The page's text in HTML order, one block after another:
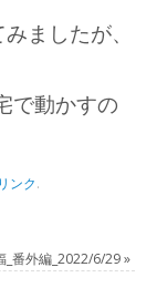
ましたが、
で動かすの
ンク.
_番外編_2022/6/29»